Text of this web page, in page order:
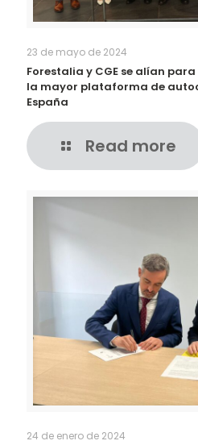
23 de mayo de 2024
Forestalia y CGE se alían
la mayor plataforma de
España
Read more
24 de enero de 2024